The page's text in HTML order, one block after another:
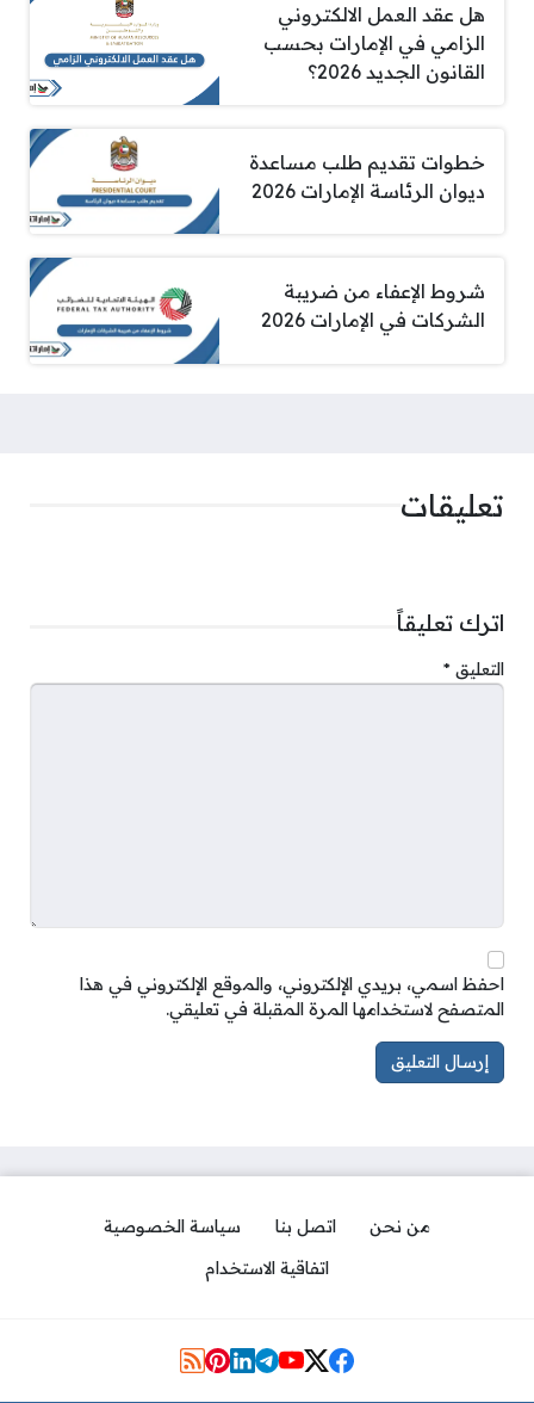
هل عقد العمل الالكتروني
الزامي في الإمارات بحسب
القانون الجديد 2026؟
خطوات تقديم طلب مساعدة
ديوان الرئاسة الإمارات 2026
شروط الإعفاء من ضريبة
الشركات في الإمارات 2026
تعليقات
اترك تعليقاً
التعليق *
احفظ اسمي، بريدي الإلكتروني، والموقع الإلكتروني في هذا
المتصفح لاستخدامها المرة المقبلة في تعليقي.
من نحن اتصل بنا
سياسة الخصوصية
اتفاقية الاستخدام
مواقع التواصل